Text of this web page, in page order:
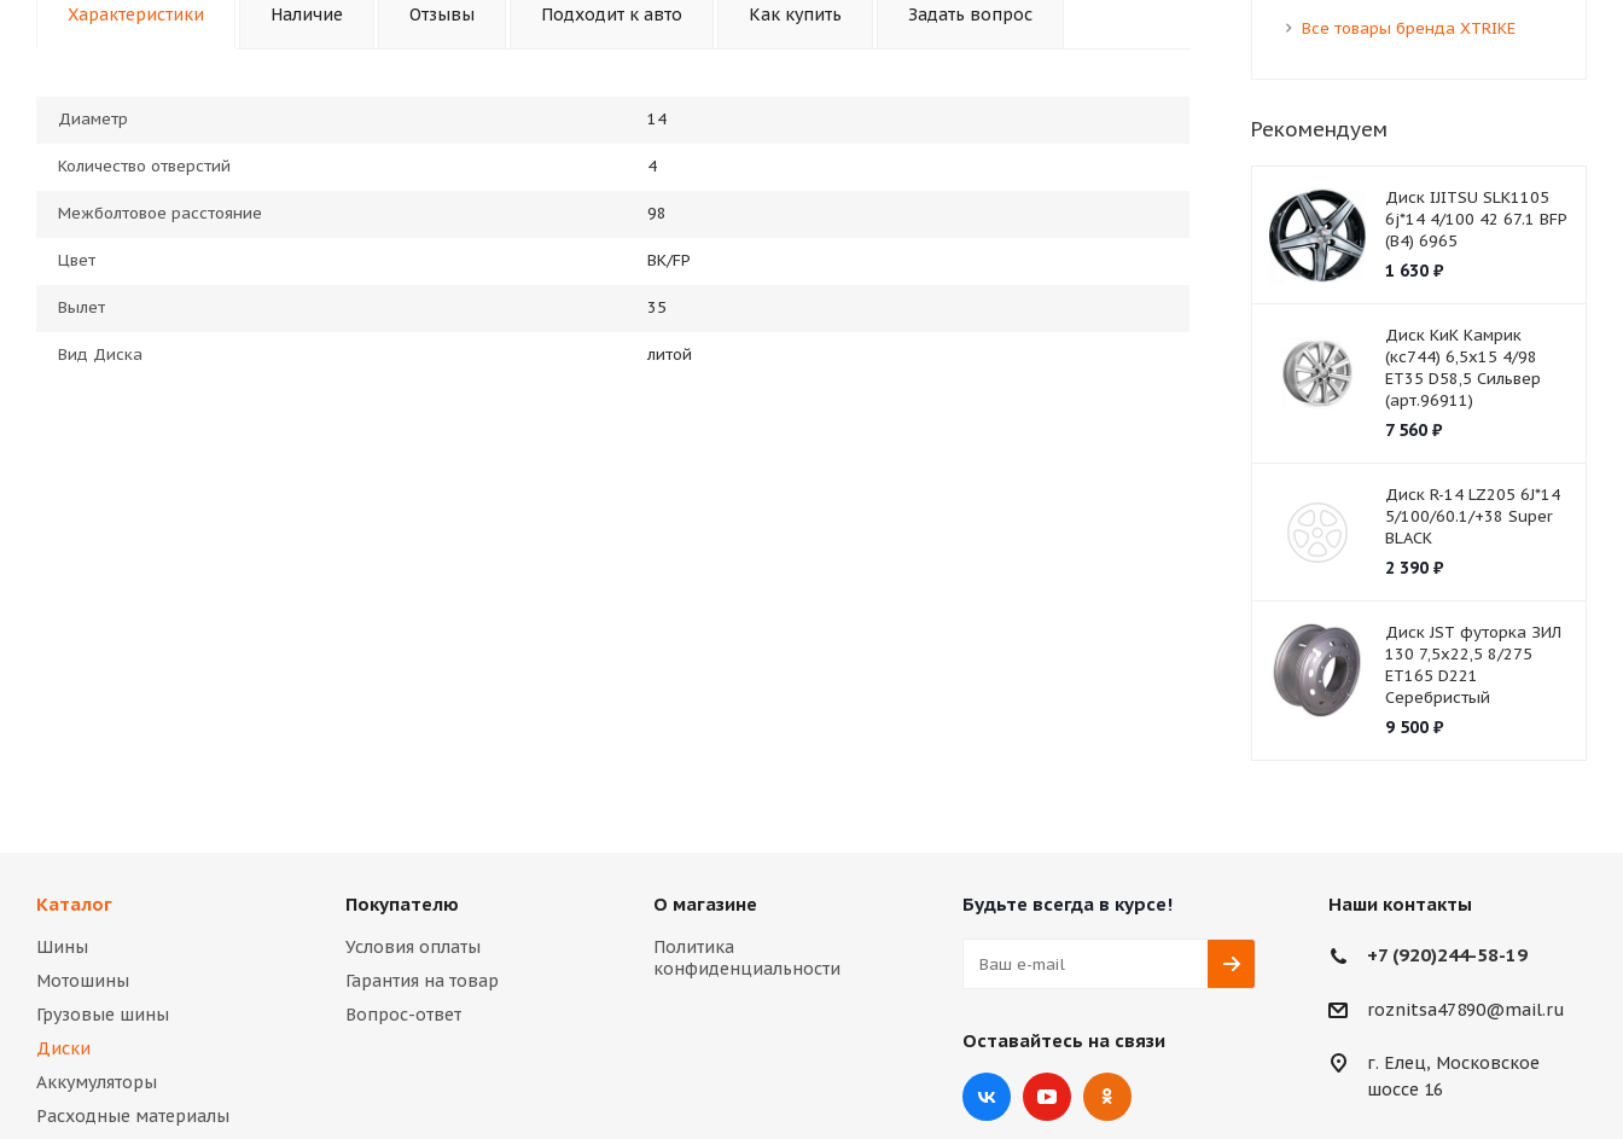
Характеристики Наличие Отзывы Подходит к авто Как купить Задать вопрос
Диаметр 14
Количество отверстий 4
Межболтовое расстояние 98
Цвет BK/FP
Вылет 35
Вид Диска литой
Все товары бренда XTRIKE
Рекомендуем
Диск IJITSU SLK1105
6j*14 4/100 42 67.1 BFP
(B4) 6965
1 630₽
Диск КиК Камрик
(кс744) 6,5х15 4/98
ET35 D58,5 Сильвер
(арт.96911)
7 560₽
Диск R-14 LZ205 6J*14
5/100/60.1/+38 Super
BLACK
2 390₽
Диск JST футорка ЗИЛ
130 7,5х22,5 8/275
ET165 D221
Серебристый
9 500₽
Каталог
Шины
Мотошины
Грузовые шины
Диски
Аккумуляторы
Расходные материалы
Покупателю
Условия оплаты
Гарантия на товар
Вопрос-ответ
О магазине
Политика
конфиденциальности
Будьте всегда в курсе!
Оставайтесь на связи
Наши контакты
+7 (920)244-58-19
roznitsa47890@mail.ru
г. Елец, Московское
шоссе 16